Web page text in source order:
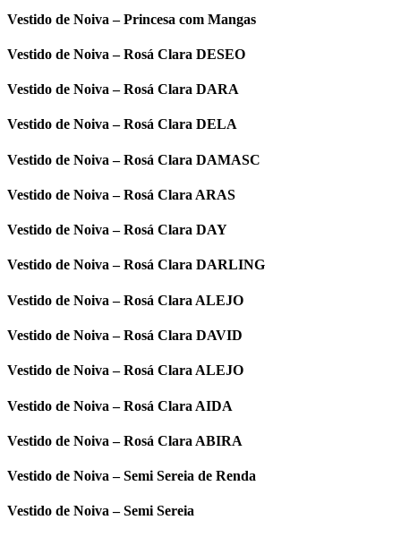
Vestido de Noiva – Princesa com Mangas
Vestido de Noiva – Rosá Clara DESEO
Vestido de Noiva – Rosá Clara DARA
Vestido de Noiva – Rosá Clara DELA
Vestido de Noiva – Rosá Clara DAMASC
Vestido de Noiva – Rosá Clara ARAS
Vestido de Noiva – Rosá Clara DAY
Vestido de Noiva – Rosá Clara DARLING
Vestido de Noiva – Rosá Clara ALEJO
Vestido de Noiva – Rosá Clara DAVID
Vestido de Noiva – Rosá Clara ALEJO
Vestido de Noiva – Rosá Clara AIDA
Vestido de Noiva – Rosá Clara ABIRA
Vestido de Noiva – Semi Sereia de Renda
Vestido de Noiva – Semi Sereia